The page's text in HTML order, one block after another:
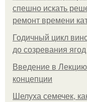
спешно искать
ремонт времени
Годичный цикл
до созревания ягод
Введение в
концепции
Шелуха семечек,